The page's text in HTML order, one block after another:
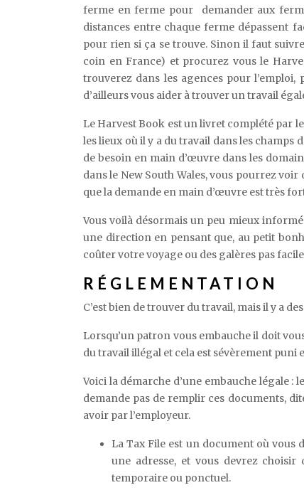
ferme en ferme pour demander aux
distances entre chaque ferme dépassent
pour rien si ça se trouve. Sinon il faut
coin en France) et procurez vous le
trouverez dans les agences pour
d’ailleurs vous aider à trouver un travail
Le Harvest Book est un livret complété par
les lieux où il y a du travail dans les champs
de besoin en main d’œuvre dans les
dans le New South Wales, vous pourrez
que la demande en main d’œuvre est très
Vous voilà désormais un peu mieux
une direction en pensant que, au petit
coûter votre voyage ou des galères pas
RÉGLEMENTATION
C’est bien de trouver du travail, mais il y a
Lorsqu’un patron vous embauche il doit
du travail illégal et cela est sévèrement puni
Voici la démarche d’une embauche légale
demande pas de remplir ces documents,
avoir par l’employeur.
La Tax File est un document où vous
une adresse, et vous devrez choisir
temporaire ou ponctuel.